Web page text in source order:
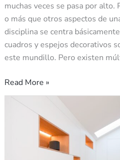
muchas veces se pasa por
o más que otros aspectos de
disciplina se centra
cuadros y espejos decorativos
este mundillo. Pero existen
Read More »